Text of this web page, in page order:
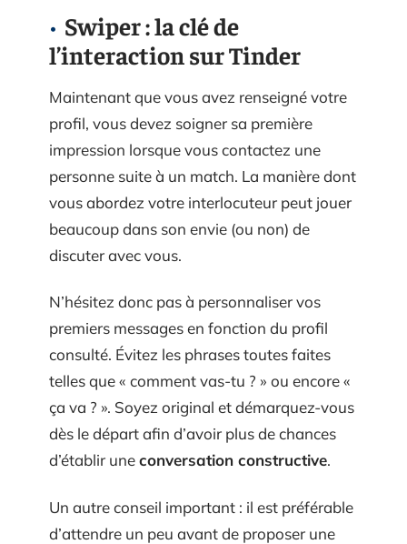
Swiper : la clé de
l’interaction sur Tinder
Maintenant que vous avez renseigné votre
profil, vous devez soigner sa première
impression lorsque vous contactez une
personne suite à un match. La manière dont
vous abordez votre interlocuteur peut jouer
beaucoup dans son envie (ou non) de
discuter avec vous.
N’hésitez donc pas à personnaliser vos
premiers messages en fonction du profil
consulté. Évitez les phrases toutes faites
telles que « comment vas-tu ? » ou encore «
ça va ? ». Soyez original et démarquez-vous
dès le départ afin d’avoir plus de chances
d’établir uneconversation constructive.
Un autre conseil important : il est préférable
d’attendre un peu avant de proposer une